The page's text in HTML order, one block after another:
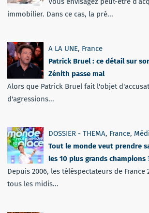
immobilier. Dans ce cas, la pré...
A LA UNE, France
Patrick Bruel : ce détail sur
Zénith passe mal
Alors que Patrick Bruel fait l'objet
d'agressions...
DOSSIER - THEMA, France,
Tout le monde veut prendre
les 10 plus grands champions
Depuis 2006, les téléspectateurs de
tous les midis...